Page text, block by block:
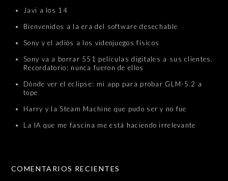
Javi a los 14
Bienvenidos a la era del software desechable
Sony y el adiós a los videojuegos físicos
Sony va a borrar 551 películas digitales a sus clientes.
Recordatorio: nunca fueron de ellos
Dónde ver el eclipse: mi app para probar GLM-5.2 a
tope
Harry y la Steam Machine que pudo ser y no fue
La IA que me fascina me está haciendo irrelevante
COMENTARIOS RECIENTES